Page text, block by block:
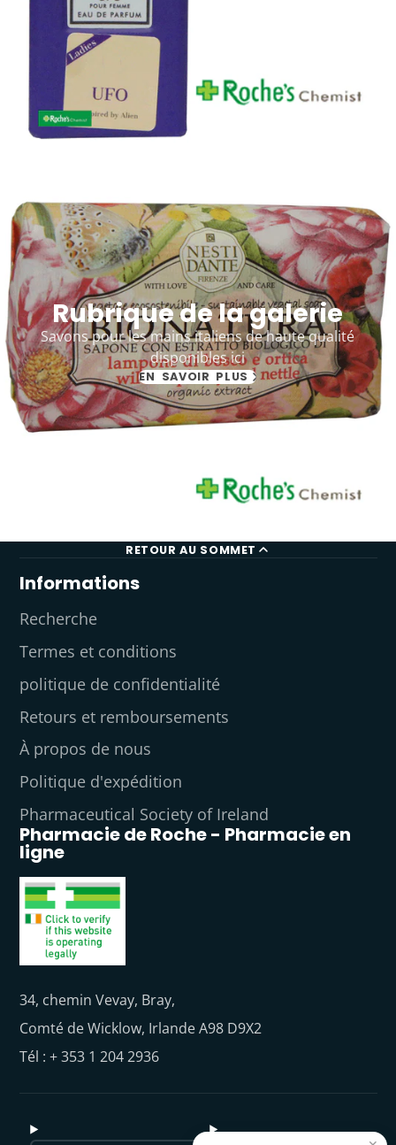
Rubrique de la galerie
Savons pour les mains italiens de haute qualité
disponibles ici
EN SAVOIR PLUS
RETOUR AU SOMMET
Informations
Recherche
Termes et conditions
politique de confidentialité
Retours et remboursements
À propos de nous
Politique d'expédition
Pharmaceutical Society of Ireland
Pharmacie de Roche - Pharmacie en
ligne
34, chemin Vevay, Bray,
Comté de Wicklow, Irlande A98 D9X2
Tél : + 353 1 204 2936